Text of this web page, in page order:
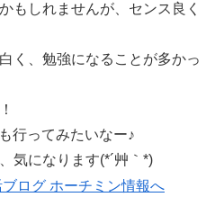
もしれませんが、センス良く
く、勉強になることが多かっ
行ってみたいなー♪
気になります(*´艸｀*)